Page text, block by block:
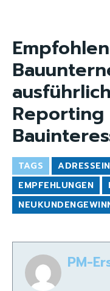
TAGS
EMPFEHLUNGEN
PM-